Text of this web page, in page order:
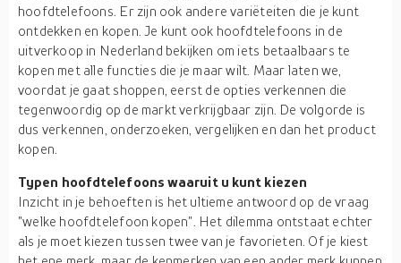
hoofdtelefoons. Er zijn ook andere variëteiten die je kunt
ontdekken en kopen. Je kunt ook hoofdtelefoons in de
uitverkoop in Nederland bekijken om iets betaalbaars te
kopen met alle functies die je maar wilt. Maar laten we,
voordat je gaat shoppen, eerst de opties verkennen die
tegenwoordig op de markt verkrijgbaar zijn. De volgorde is
dus verkennen, onderzoeken, vergelijken en dan het product
kopen.
Typen hoofdtelefoons waaruit u kunt kiezen
Inzicht in je behoeften is het ultieme antwoord op de vraag
"welke hoofdtelefoon kopen". Het dilemma ontstaat echter
als je moet kiezen tussen twee van je favorieten. Of je kiest